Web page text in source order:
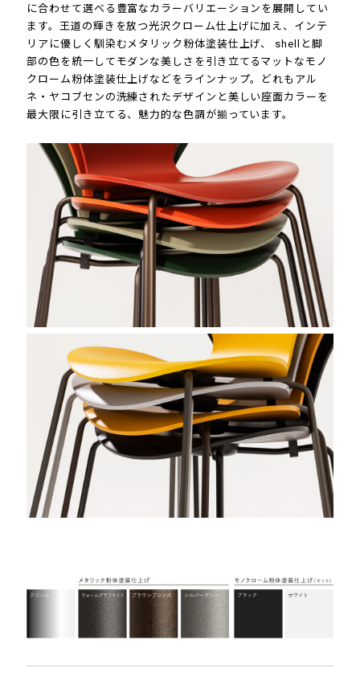
に合わせて選べる豊富なカラーバリエーションを展開してい
ます。王道の輝きを放つ光沢クローム仕上げに加え、インテ
リアに優しく馴染むメタリック粉体塗装仕上げ、 shellと脚
部の色を統一してモダンな美しさを引き立てるマットなモノ
クローム粉体塗装仕上げなどをラインナップ。どれもアル
ネ・ヤコブセンの洗練されたデザインと美しい座面カラーを
最大限に引き立てる、魅力的な色調が揃っています。